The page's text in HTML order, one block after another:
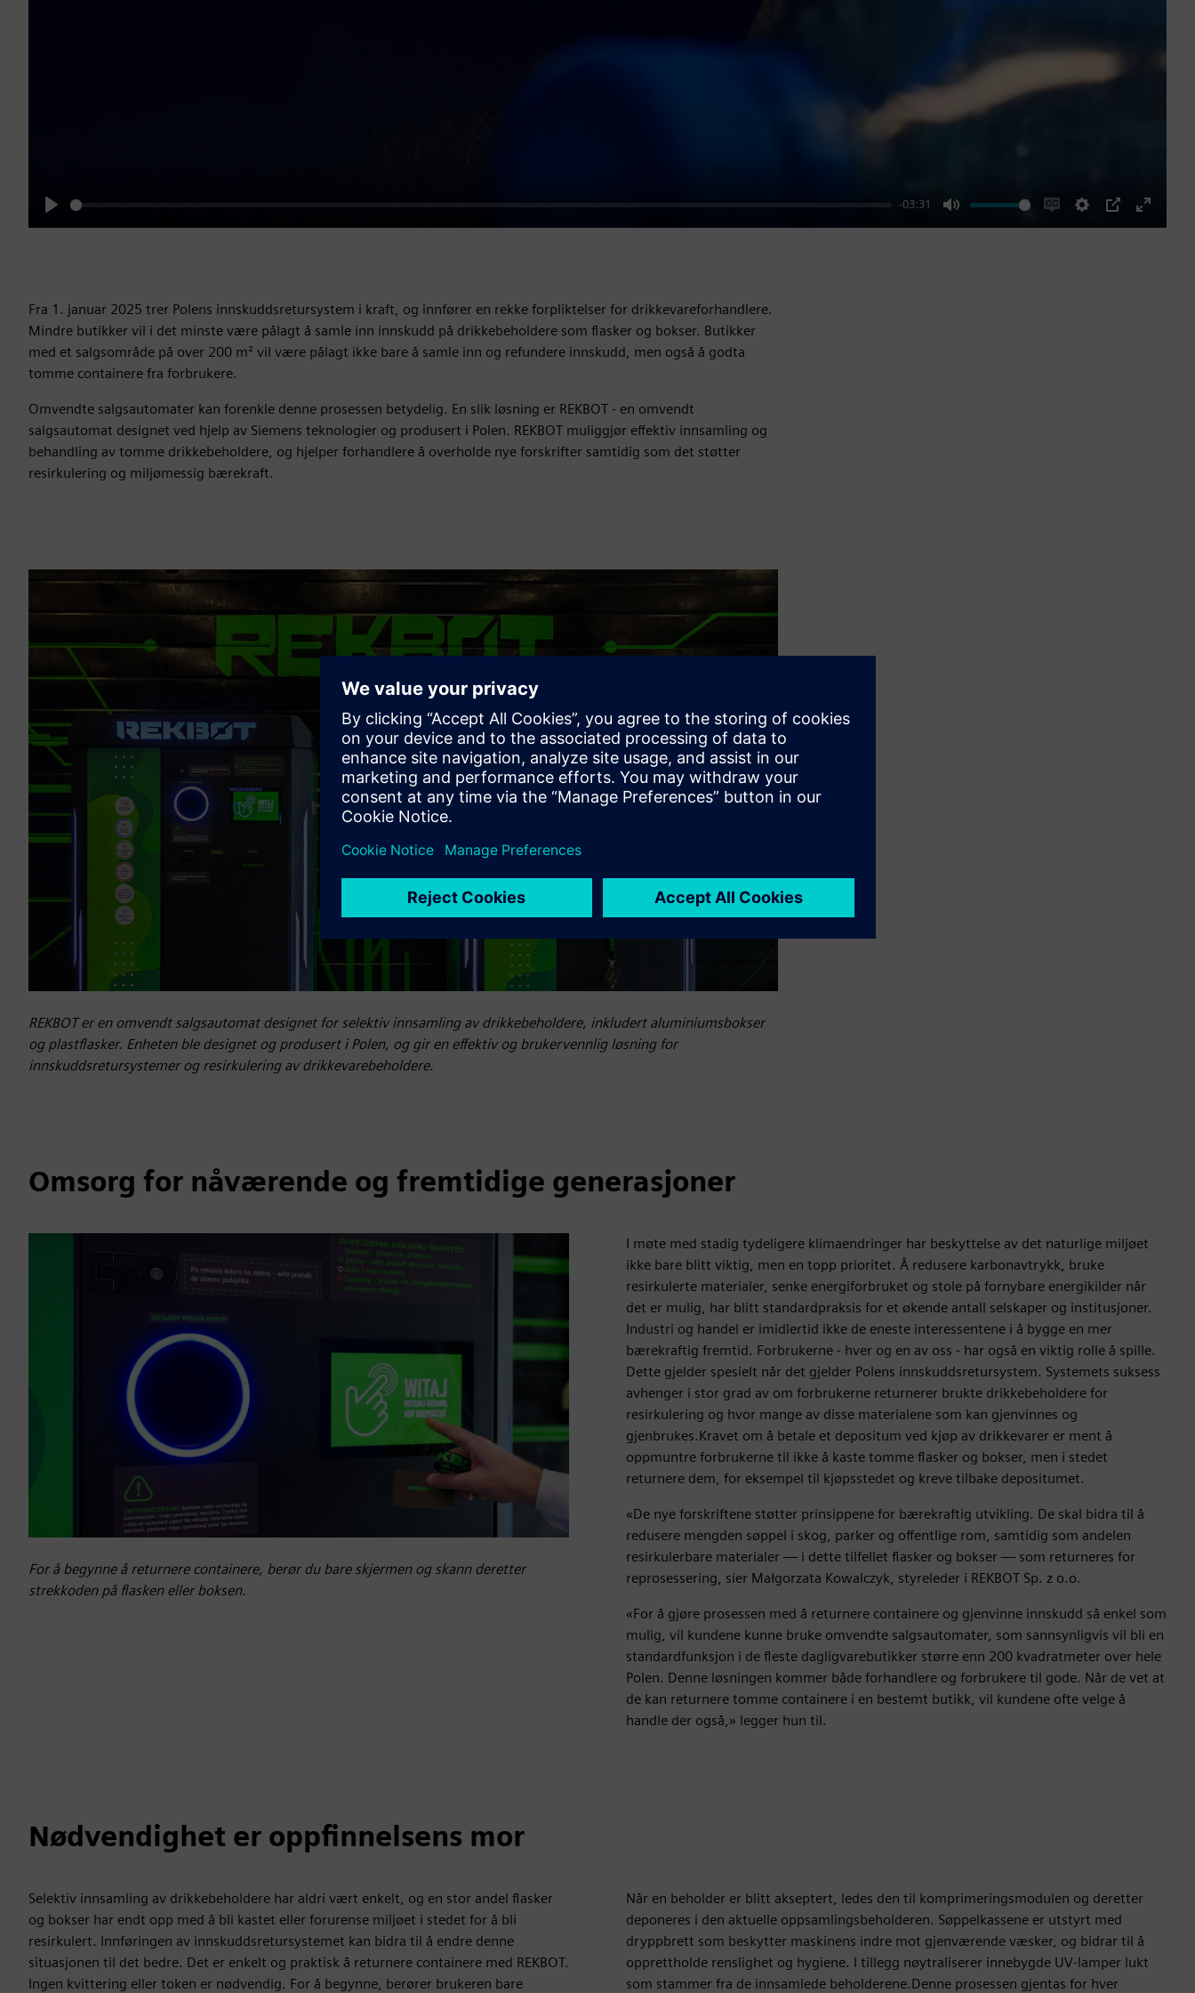
Play
-03:31
Mute
EnableSettings
PIP
Enter
Fra 1. januar 2025 trer Polens innskuddsretursystem i kraft, og innfører en rekke forpliktelser for drikkevareforhandlere.
Mindre butikker vil i det minste være pålagt å samle inn innskudd på drikkebeholdere som flasker og bokser. Butikker
med et salgsområde på over 200 m² vil være pålagt ikke bare å samle inn og refundere innskudd, men også å godta
tomme containere fra forbrukere.
Omvendte salgsautomater kan forenkle denne prosessen betydelig. En slik løsning er REKBOT - en omvendt
salgsautomat designet ved hjelp av Siemens teknologier og produsert i Polen. REKBOT muliggjør effektiv innsamling og
behandling av tomme drikkebeholdere, og hjelper forhandlere å overholde nye forskrifter samtidig som det støtter
resirkulering og miljømessig bærekraft.
REKBOT er en omvendt salgsautomat designet for selektiv innsamling av drikkebeholdere, inkludert aluminiumsbokser
og plastflasker. Enheten ble designet og produsert i Polen, og gir en effektiv og brukervennlig løsning for
innskuddsretursystemer og resirkulering av drikkevarebeholdere.
Omsorg for nåværende og fremtidige generasjoner
For å begynne å returnere containere, berør du bare skjermen og skann deretter
strekkoden på flasken eller boksen.
I møte med stadig tydeligere klimaendringer har beskyttelse av det naturlige miljøet
ikke bare blitt viktig, men en topp prioritet. Å redusere karbonavtrykk, bruke
resirkulerte materialer, senke energiforbruket og stole på fornybare energikilder når
det er mulig, har blitt standardpraksis for et økende antall selskaper og institusjoner.
Industri og handel er imidlertid ikke de eneste interessentene i å bygge en mer
bærekraftig fremtid. Forbrukerne - hver og en av oss - har også en viktig rolle å spille.
Dette gjelder spesielt når det gjelder Polens innskuddsretursystem. Systemets suksess
avhenger i stor grad av om forbrukerne returnerer brukte drikkebeholdere for
resirkulering og hvor mange av disse materialene som kan gjenvinnes og
gjenbrukes.Kravet om å betale et depositum ved kjøp av drikkevarer er ment å
oppmuntre forbrukerne til ikke å kaste tomme flasker og bokser, men i stedet
returnere dem, for eksempel til kjøpsstedet og kreve tilbake depositumet.
«De nye forskriftene støtter prinsippene for bærekraftig utvikling. De skal bidra til å
redusere mengden søppel i skog, parker og offentlige rom, samtidig som andelen
resirkulerbare materialer — i dette tilfellet flasker og bokser — som returneres for
reprosessering, sier Małgorzata Kowalczyk, styreleder i REKBOT Sp. z o.o.
«For å gjøre prosessen med å returnere containere og gjenvinne innskudd så enkel som
mulig, vil kundene kunne bruke omvendte salgsautomater, som sannsynligvis vil bli en
standardfunksjon i de fleste dagligvarebutikker større enn 200 kvadratmeter over hele
Polen. Denne løsningen kommer både forhandlere og forbrukere til gode. Når de vet at
de kan returnere tomme containere i en bestemt butikk, vil kundene ofte velge å
handle der også,» legger hun til.
Nødvendighet er oppfinnelsens mor
Selektiv innsamling av drikkebeholdere har aldri vært enkelt, og en stor andel flasker
og bokser har endt opp med å bli kastet eller forurense miljøet i stedet for å bli
resirkulert. Innføringen av innskuddsretursystemet kan bidra til å endre denne
situasjonen til det bedre. Det er enkelt og praktisk å returnere containere med REKBOT.
Ingen kvittering eller token er nødvendig. For å begynne, berører brukeren bare
Når en beholder er blitt akseptert, ledes den til komprimeringsmodulen og deretter
deponeres i den aktuelle oppsamlingsbeholderen. Søppelkassene er utstyrt med
dryppbrett som beskytter maskinens indre mot gjenværende væsker, og bidrar til å
opprettholde renslighet og hygiene. I tillegg nøytraliserer innebygde UV-lamper lukt
som stammer fra de innsamlede beholderene.Denne prosessen gjentas for hver